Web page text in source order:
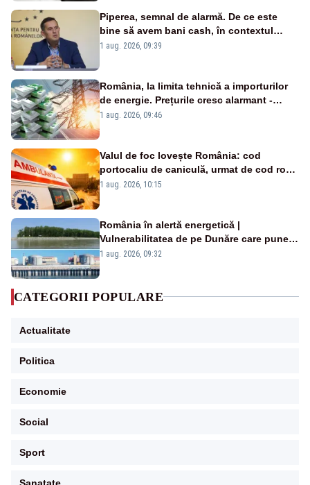
Piperea, semnal de alarmă. De ce este
bine să avem bani cash, în contextul
alertei energetice?
1 aug. 2026, 09:39
România, la limita tehnică a importurilor
de energie. Prețurile cresc alarmant -
Analiză Realitatea Plus
1 aug. 2026, 09:46
Valul de foc lovește România: cod
portocaliu de caniculă, urmat de cod roșu
duminică. Temperaturile urcă spre 40°C
1 aug. 2026, 10:15
România în alertă energetică |
Vulnerabilitatea de pe Dunăre care pune
în pericol Centrala Cernavodă era
1 aug. 2026, 09:32
CATEGORII POPULARE
Actualitate
Politica
Economie
Social
Sport
Sanatate